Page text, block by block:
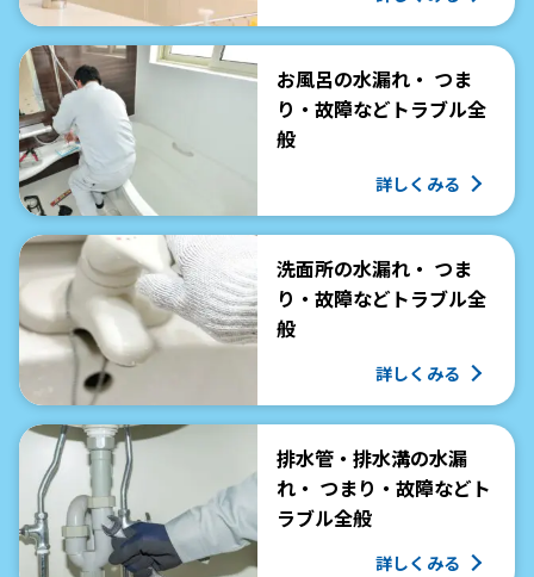
お風呂の水漏れ・ つま
り・故障などトラブル全
般
詳しくみる
洗面所の水漏れ・ つま
り・故障などトラブル全
般
詳しくみる
排水管・排水溝の水漏
れ・ つまり・故障などト
ラブル全般
詳しくみる